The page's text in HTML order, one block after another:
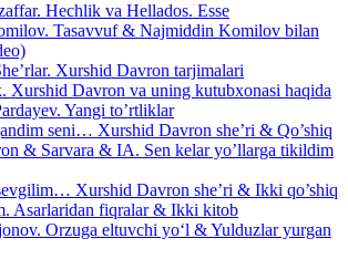
Hechlik va Hellados. Esse
Tasavvuf & Najmiddin Komilov bilan
Xurshid Davron tarjimalari
Xurshid Davron va uning kutubxonasi haqida
Yangi to’rtliklar
seni… Xurshid Davron she’ri & Qo’shiq
& Sarvara & IA. Sen kelar yo’llarga tikildim
Xurshid Davron she’ri & Ikki qo’shiq
Asarlaridan fiqralar & Ikki kitob
Orzuga eltuvchi yo‘l & Yulduzlar yurgan